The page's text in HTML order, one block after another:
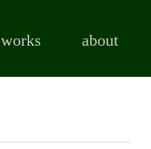
works about